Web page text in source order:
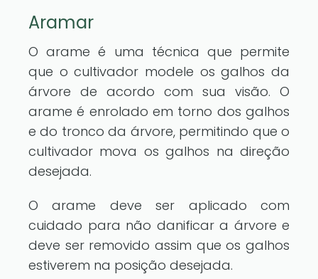
Aramar
O arame é uma técnica que permite
que o cultivador modele os galhos da
árvore de acordo com sua visão. O
arame é enrolado em torno dos galhos
e do tronco da árvore, permitindo que o
cultivador mova os galhos na direção
desejada.
O arame deve ser aplicado com
cuidado para não danificar a árvore e
deve ser removido assim que os galhos
estiverem na posição desejada.